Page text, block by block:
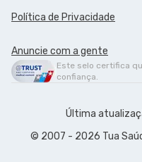
Política de Privacidade
Anuncie com a gente
Este selo certifica
confiança.
Última
© 2007 - 2026 Tua